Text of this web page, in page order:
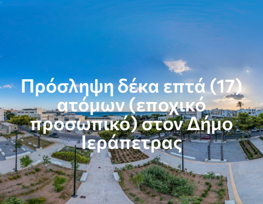
Πρόσληψη δέκα επτά (17)
ατόμων (εποχικό
προσωπικό) στον Δήμο
Ιεράπετρας